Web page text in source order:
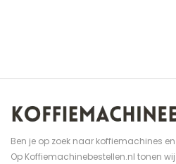
Ben je op zoek naar koffiemachines
Op Koffiemachinebestellen.nl tonen